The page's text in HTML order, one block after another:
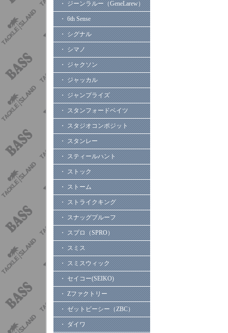
・ ジーンラルー（GeneLarew）
・ 6th Sense
・ シグナル
・ シマノ
・ ジャクソン
・ ジャッカル
・ ジャンプライズ
・ スタンフォードベイツ
・ スタジオコンポジット
・ スタンレー
・ スティールハント
・ ストック
・ ストーム
・ ストライクキング
・ スナッグプルーフ
・ スプロ（SPRO）
・ スミス
・ スミスウィック
・ セイコー(SEIKO)
・ Zファクトリー
・ ゼットビーシー（ZBC）
・ ダイワ